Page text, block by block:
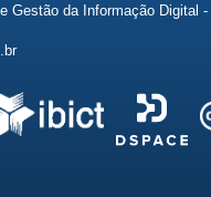
Gestão da Informação Digital